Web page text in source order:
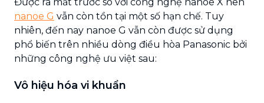
nanoe G vẫn còn tồn tại một số hạn chế. Tuy
nhiên, đến nay nanoe G vẫn còn được sử dụng
phổ biến trên nhiều dòng điều hòa Panasonic bởi
những công nghệ ưu việt sau:
Vô hiệu hóa vi khuẩn